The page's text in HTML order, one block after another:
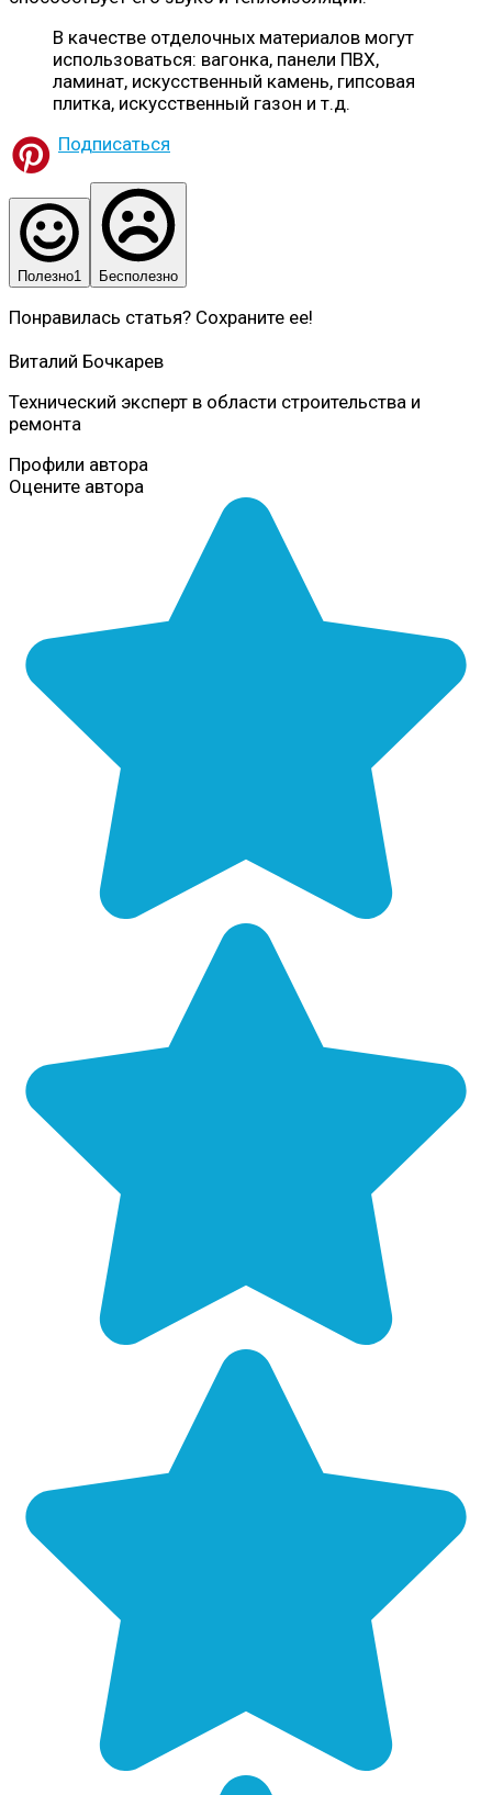
В качестве отделочных материалов могут
использоваться: вагонка, панели ПВХ,
ламинат, искусственный камень, гипсовая
плитка, искусственный газон и т.д.
Подписаться
Полезно1 Бесполезно
Понравилась статья? Сохраните ее!
Виталий Бочкарев
Технический эксперт в области строительства и
ремонта
Профили автора
Оцените автора